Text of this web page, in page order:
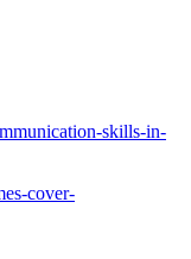
skills-in-
cover-